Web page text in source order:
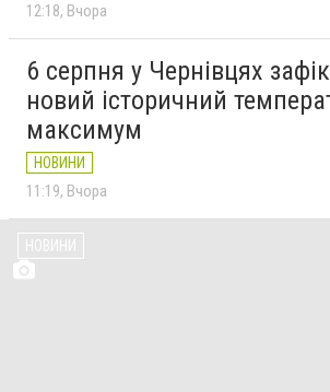
12:18 Вчора
6 серпня у Чернівцях
новий історичний
максимум
НОВИНИ
11:19 Вчора
НОВИНИ